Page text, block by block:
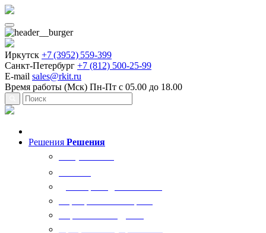
Иркутск +7 (3952) 559-399
Санкт-Петербург +7 (812) 500-25-99
E-mail sales@rkit.ru
Время работы (Мск) Пн-Пт с 05.00 до 18.00
Решения Решения